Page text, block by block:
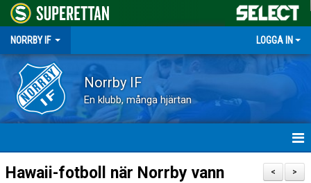
NORRBY IF LOGGA IN
Norrby IF
En klubb, många hjärtan
HEM
>
<
Hawaii-fotboll när Norrby vann